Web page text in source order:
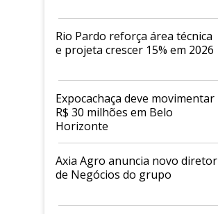
Rio Pardo reforça área técnica
e projeta crescer 15% em 2026
Expocachaça deve movimentar
R$ 30 milhões em Belo
Horizonte
Axia Agro anuncia novo diretor
de Negócios do grupo